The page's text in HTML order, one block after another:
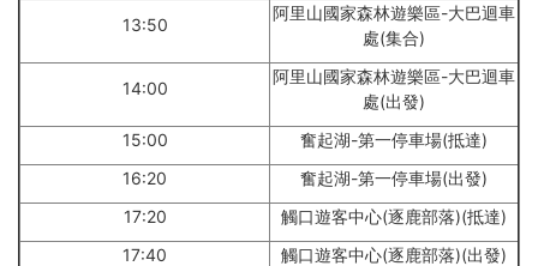
13:50
阿里山國家森林遊樂區-大巴迴車
處(集合)
14:00
阿里山國家森林遊樂區-大巴迴車
處(出發)
15:00
奮起湖-第一停車場(抵達)
16:20
奮起湖-第一停車場(出發)
17:20
觸口遊客中心(逐鹿部落)(抵達)
17:40
觸口遊客中心(逐鹿部落)(出發)